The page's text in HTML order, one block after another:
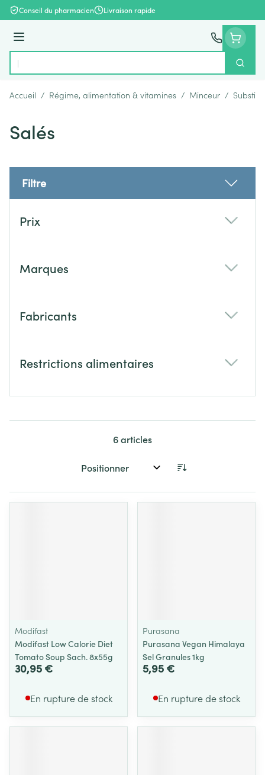
Aller au contenu
Conseil du pharmacien Livraison rapide
Menu
Rechercher
Accueil / Régime, alimentation & vitamines / Minceur /
Salés
Filtre
Prix
Marques
Fabricants
Restrictions alimentaires
6articles
Trier par:
Modifast
Modifast Low Calorie Diet
Tomato Soup Sach. 8x55g
30,95 €
En rupture de stock
Purasana
Purasana Vegan Himalaya
Sel Granules 1kg
5,95 €
En rupture de stock